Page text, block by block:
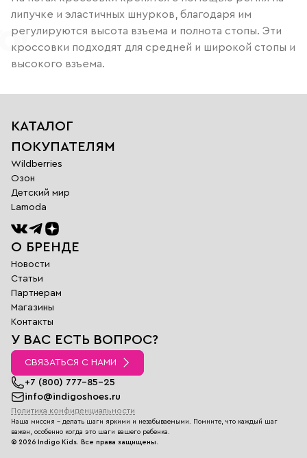
липучке и эластичных шнурков, благодаря им
регулируются высота взъема и полнота стопы. Эти
кроссовки подходят для средней и широкой стопы и
высокого взъема.
КАТАЛОГ
ПОКУПАТЕЛЯМ
Wildberries
Озон
Детский мир
Lamoda
О БРЕНДЕ
Новости
Статьи
Партнерам
Магазины
Контакты
У ВАС ЕСТЬ ВОПРОС?
СВЯЗАТЬСЯ С НАМИ
+7 (800) 777-85-25
info@indigoshoes.ru
Политика конфиденциальности
Наша миссия - делать шаги яркими и незабываемыми. Помните, что каждый шаг
важен, особенно когда это шаги вашего ребенка.
© 2026 Indigo Kids. Все права защищены.
Обратная
связь
Заполните поля
перезвонит вам в
ближайшее время
Имя
E-
mail